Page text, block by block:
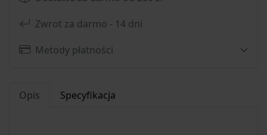
Zwrot za darmo - 14 dni
Metody płatności
Opis Specyfikacja